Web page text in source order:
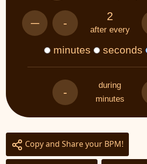
─ - 2
after every
minutes seconds
-
during
minutes
Copy and Share your BPM!